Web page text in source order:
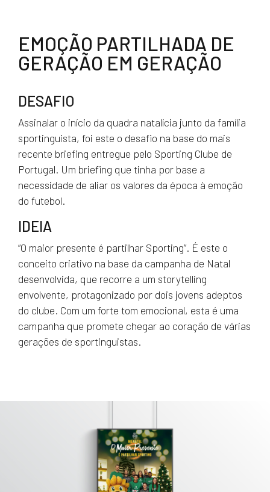
EMOÇÃO PARTILHADA DE
GERAÇÃO EM GERAÇÃO
DESAFIO
Assinalar o início da quadra natalícia junto da família
sportinguista, foi este o desafio na base do mais
recente briefing entregue pelo Sporting Clube de
Portugal. Um briefing que tinha por base a
necessidade de aliar os valores da época à emoção
do futebol.
IDEIA
“O maior presente é partilhar Sporting”. É este o
conceito criativo na base da campanha de Natal
desenvolvida, que recorre a um storytelling
envolvente, protagonizado por dois jovens adeptos
do clube. Com um forte tom emocional, esta é uma
campanha que promete chegar ao coração de várias
gerações de sportinguistas.